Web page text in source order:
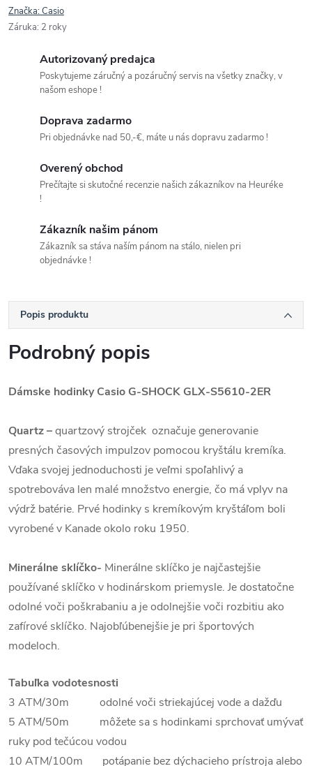
Značka:Casio
Záruka: 2 roky
Autorizovaný predajca
Poskytujeme záručný a pozáručný servis na všetky značky, v
našom eshope !
Doprava zadarmo
Pri objednávke nad 50,-€, máte u nás dopravu zadarmo !
Overený obchod
Prečítajte si skutočné recenzie našich zákazníkov na Heuréke
!
Zákazník našim pánom
Zákazník sa stáva naším pánom na stálo, nielen pri
objednávke !
Popis produktu
Podrobný popis
Dámske hodinky Casio G-SHOCK GLX-S5610-2ER
Quartz–quartzový strojček označuje generovanie
presných časových impulzov pomocou kryštálu kremíka.
Vďaka svojej jednoduchosti je veľmi spoľahlivý a
spotrebováva len malé množstvo energie, čo má vplyv na
výdrž batérie. Prvé hodinky s kremíkovým kryštáľom boli
vyrobené v Kanade okolo roku 1950.
Minerálne sklíčko- Minerálne sklíčko je najčastejšie
používané sklíčko v hodinárskom priemysle. Je dostatočne
odolné voči poškrabaniu a je odolnejšie voči rozbitiu ako
zafírové sklíčko. Najobľúbenejšie je pri športových
modeloch.
Tabuľka vodotesnosti
3 ATM/30m odolné voči striekajúcej vode a dažďu
5 ATM/50m môžete sa s hodinkami sprchovať umývať
ruky pod tečúcou vodou
10 ATM/100m potápanie bez dýchacieho prístroja alebo